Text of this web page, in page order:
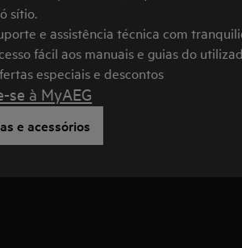
sítio.
e assistência técnica com
fácil aos manuais e guias do
especiais e descontos
se à MyAEG
e acessórios